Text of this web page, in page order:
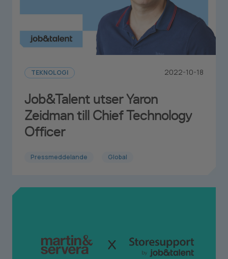
Job&Talent utser Yaron
Zeidman till Chief Technology
Officer
TEKNOLOGI 2022-10-18
Pressmeddelande Global